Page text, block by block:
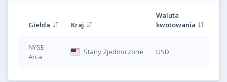
Giełda Kraj
Waluta
kwotowania
NYSE
Arca
Stany Zjednoczone USD